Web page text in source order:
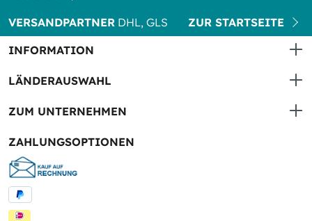
VERSANDPARTNER DHL, GLS
ZUR STARTSEITE
INFORMATION
LÄNDERAUSWAHL
ZUM UNTERNEHMEN
ZAHLUNGSOPTIONEN